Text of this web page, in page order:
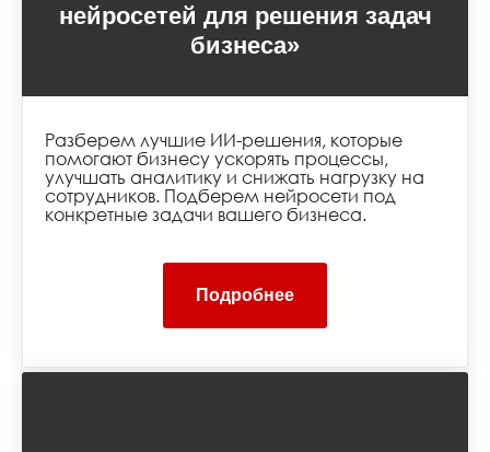
https://fusionbrain.ai
нейросетей для решения задач
бизнеса»
Разберем лучшие ИИ-решения, которые
помогают бизнесу ускорять процессы,
улучшать аналитику и снижать нагрузку на
сотрудников. Подберем нейросети под
конкретные задачи вашего бизнеса.
Подробнее